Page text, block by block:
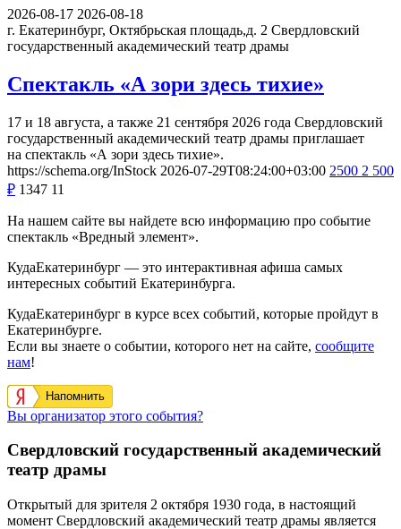
2026-08-17 2026-08-18
г. Екатеринбург, Октябрьская площадь,д. 2 Свердловский
государственный академический театр драмы
Спектакль «А зори здесь тихие»
17 и 18 августа, а также 21 сентября 2026 года Свердловский
государственный академический театр драмы приглашает
на спектакль «А зори здесь тихие».
https://schema.org/InStock 2026-07-29T08:24:00+03:00 2500 2 500
₽ 1347 11
На нашем сайте вы найдете всю информацию про событие
спектакль «Вредный элемент».
КудаЕкатеринбург — это интерактивная афиша самых
интересных событий Екатеринбурга.
КудаЕкатеринбург в курсе всех событий, которые пройдут в
Екатеринбурге.
Если вы знаете о событии, которого нет на сайте, сообщите
нам!
Напомнить
Вы организатор этого события?
Свердловский государственный академический
театр драмы
Открытый для зрителя 2 октября 1930 года, в настоящий
момент Свердловский академический театр драмы является